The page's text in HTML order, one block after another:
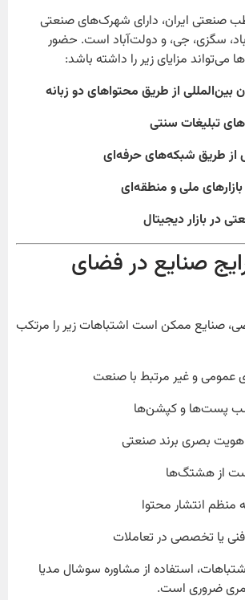
صنعتی ایران، دارای شهرک‌های صنعتی
سگزی، جی، و دولت‌آباد است. حضور
می‌تواند مزایای زیر را داشته باشد:
از طریق محتواهای دو زبانه
تبلیغات سنتی
از طریق شبکه‌های حرفه‌ای
ملی و منطقه‌ای
در بازار دیجیتال
صنایع در فضای
صنایع ممکن است اشتباهات زیر را مرتکب
عمومی و غیر مرتبط با صنعت
پست‌ها و کپشن‌ها
بصری برند صنعتی
از هشتگ‌ها
منظم انتشار محتوا
یا تخصصی در تعاملات
استفاده از مشاوره سوشال مدیا
ضروری است.